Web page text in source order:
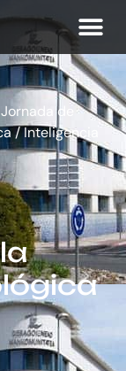
Jornada de
/ Inteligencia